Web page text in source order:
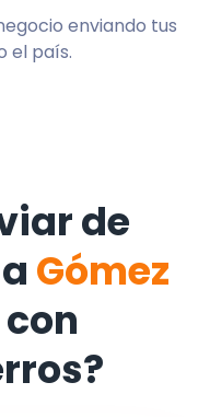
enviando tus
el país.
de
a Gómez
con